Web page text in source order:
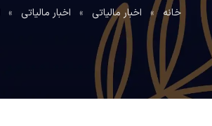
خانه » اخبار مالیاتی » اخبار مالیاتی »